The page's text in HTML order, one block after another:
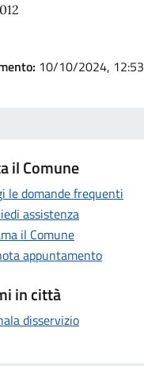
10/10/2024, 12:53
il Comune
le domande frequenti
assistenza
il Comune
appuntamento
in città
disservizio